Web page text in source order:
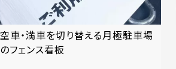
空車・満車を切り替える月極駐車場
のフェンス看板